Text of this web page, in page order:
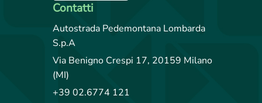
Contatti
Autostrada Pedemontana Lombarda
S.p.A
Via Benigno Crespi 17, 20159 Milano
(MI)
+39 02.6774 121